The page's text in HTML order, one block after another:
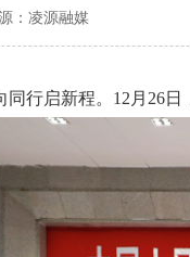
：凌源融媒
同行启新程。12月26